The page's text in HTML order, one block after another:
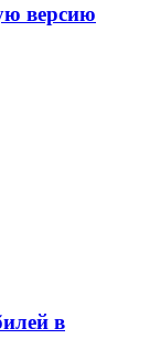
версию
в